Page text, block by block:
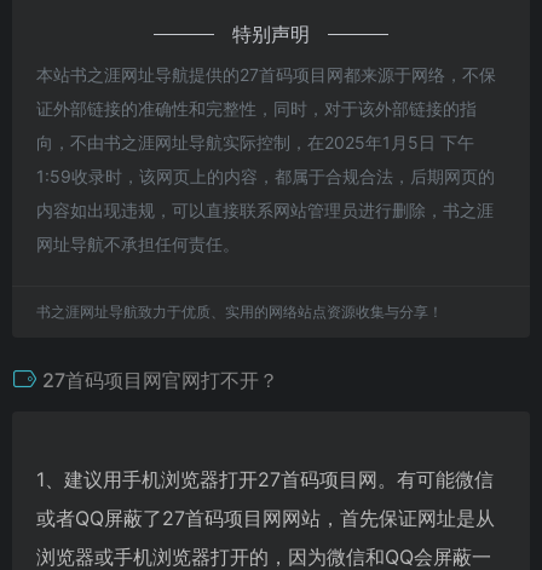
特别声明
本站书之涯网址导航提供的27首码项目网都来源于网络，不保
证外部链接的准确性和完整性，同时，对于该外部链接的指
向，不由书之涯网址导航实际控制，在2025年1月5日 下午
1:59收录时，该网页上的内容，都属于合规合法，后期网页的
内容如出现违规，可以直接联系网站管理员进行删除，书之涯
网址导航不承担任何责任。
书之涯网址导航致力于优质、实用的网络站点资源收集与分享！
27首码项目网官网打不开？
1、建议用手机浏览器打开27首码项目网。有可能微信
或者QQ屏蔽了27首码项目网网站，首先保证网址是从
浏览器或手机浏览器打开的，因为微信和QQ会屏蔽一